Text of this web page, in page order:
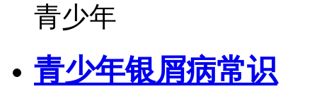
青少年
青少年银屑病常识